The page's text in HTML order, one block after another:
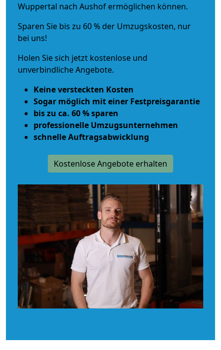
Wuppertal nach Aushof ermöglichen können.
Sparen Sie bis zu 60 % der Umzugskosten, nur
bei uns!
Holen Sie sich jetzt kostenlose und
unverbindliche Angebote.
Keine versteckten Kosten
Sogar möglich mit einer Festpreisgarantie
bis zu ca. 60 % sparen
professionelle Umzugsunternehmen
schnelle Auftragsabwicklung
Kostenlose Angebote erhalten